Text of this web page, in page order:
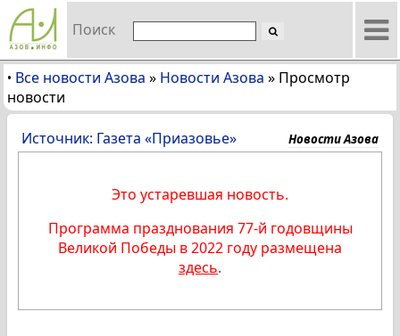
Поиск
• Все новости Азова » Новости Азова » Просмотр
новости
Источник: Газета «Приазовье» Новости Азова
Это устаревшая новость.
Программа празднования 77-й годовщины
Великой Победы в 2022 году размещена
здесь.